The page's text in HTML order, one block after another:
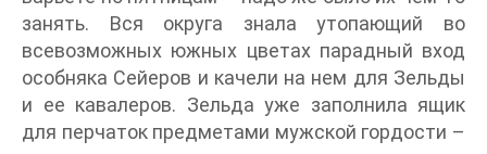
занять. Вся округа знала утопающий во
всевозможных южных цветах парадный вход
особняка Сейеров и качели на нем для Зельды
и ее кавалеров. Зельда уже заполнила ящик
для перчаток предметами мужской гордости –